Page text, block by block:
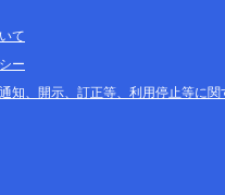
て
ー
知、開示、訂正等、利用停止等に